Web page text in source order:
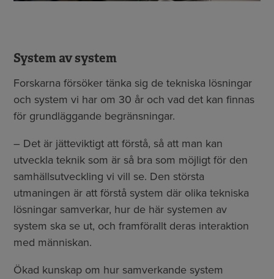
System av system
Forskarna försöker tänka sig de tekniska lösningar
och system vi har om 30 år och vad det kan finnas
för grundläggande begränsningar.
– Det är jätteviktigt att förstå, så att man kan
utveckla teknik som är så bra som möjligt för den
samhällsutveckling vi vill se. Den största
utmaningen är att förstå system där olika tekniska
lösningar samverkar, hur de här systemen av
system ska se ut, och framförallt deras interaktion
med människan.
Ökad kunskap om hur samverkande system